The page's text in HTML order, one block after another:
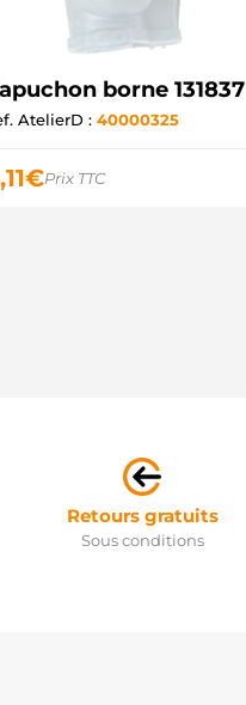
borne 131837
AtelierD : 40000325
€Prix TTC
Retours gratuits
Sous conditions